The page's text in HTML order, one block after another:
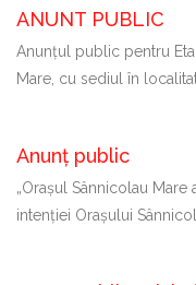
ANUNT PUBLIC
Anunțul public pentru
Mare, cu sediul în
Anunț public
„Oraşul Sânnicolau
intenției Orașului